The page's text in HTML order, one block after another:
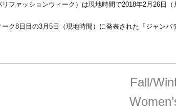
ファッションウィーク）は現地時間で2018年2月26日
ク8日目の3月5日（現地時間）に発表された『ジャン
Fall/